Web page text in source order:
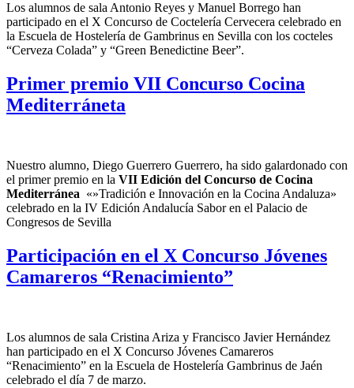
Los alumnos de sala Antonio Reyes y Manuel Borrego han
participado en el X Concurso de Coctelería Cervecera celebrado en
la Escuela de Hostelería de Gambrinus en Sevilla con los cocteles
“Cerveza Colada” y “Green Benedictine Beer”.
Primer premio VII Concurso Cocina
Mediterráneta
Nuestro alumno, Diego Guerrero Guerrero, ha sido galardonado con
el primer premio en la VII Edición del Concurso de Cocina
Mediterránea «»Tradición e Innovación en la Cocina Andaluza»
celebrado en la IV Edición Andalucía Sabor en el Palacio de
Congresos de Sevilla
Participación en el X Concurso Jóvenes
Camareros “Renacimiento”
Los alumnos de sala Cristina Ariza y Francisco Javier Hernández
han participado en el X Concurso Jóvenes Camareros
“Renacimiento” en la Escuela de Hostelería Gambrinus de Jaén
celebrado el día 7 de marzo.